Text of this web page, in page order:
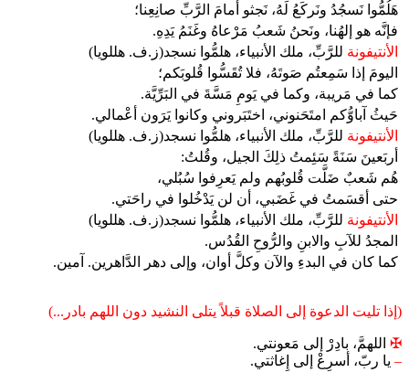
هَلُمُّوا نَسجُدُ ونَركَعُ لَهُ، نَجثو أمامَ الرَّبِّ صانِعِنا؛
فإنَّه هو إلهُنا، ونَحنُ شَعبُ مَرْعاهُ وغَنَمُ يَدِهِ.
الأنتيفونة للرَّبِّ، ملك الأنبياء، هلمُّوا نسجد(ز.ف. هللويا)
اليومَ إذا سَمِعتُم صَوتَهُ، فلا تُقَسُّوا قُلوبَكم؛
كما في مَريبة، وكما في يَومِ مَسَّةَ في البَرِّيَّة.
حَيثُ آباوُّكم امتَحَنوني، اختَبَروني وكانوا يَرَون أعْمالي.
الأنتيفونة للرَّبِّ، ملك الأنبياء، هلمُّوا نسجد(ز.ف. هللويا)
أربَعينَ سَنَةً سَئِمتُ ذلِكَ الجيل، وقُلتُ:
هُم شَعبٌ ضَلَّت قُلوبُهم ولم يَعرِفوا سُبُلي،
حتى أقسَمتُ في غَضَبي، أن لن يَدْخُلوا في راحَتي.
الأنتيفونة للرَّبِّ، ملك الأنبياء، هلمُّوا نسجد(ز.ف. هللويا)
المجدُ للآبِ والابنِ والرُّوحِ القُدُس.
كما كان في البدءِ والآن وكلَّ أوان، وإلى دهر الدَّاهرين. آمين.
(إذا تليت الدعوة إلى الصلاة قبلاً يتلى النشيد دون اللهم بادر...)
✠ اللهمَّ، بادِرْ إلى مَعونتي.
– يا ربّ، أسرِعْ إلى إِغاثتي.